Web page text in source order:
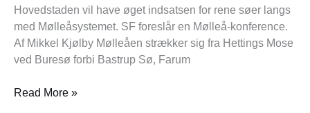
Hovedstaden vil have øget indsatsen for rene søer langs
med Mølleåsystemet. SF foreslår en Mølleå-konference.
Af Mikkel Kjølby Mølleåen strækker sig fra Hettings Mose
ved Buresø forbi Bastrup Sø, Farum
Read More »